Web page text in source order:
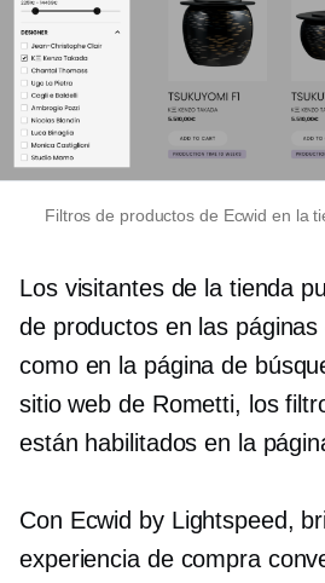
Filtros de productos de Ecwid en la
Los visitantes de la tienda
de productos en las
como en la página de
sitio web de Rometti, los
están habilitados en la
Con Ecwid by Lightspeed,
experiencia de compra